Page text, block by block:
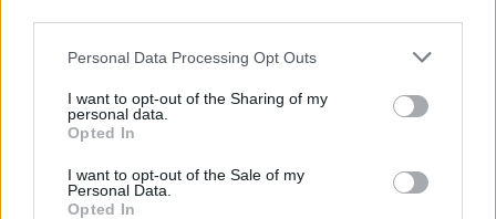
Personal Data Processing Opt Outs
I want to opt-out of the Sharing of my
personal data.
Opted In
I want to opt-out of the Sale of my
Personal Data.
Opted In
του 2% και ενδέχεται να αναγκάσουν την Ευρωπαϊκή
Κεντρική Τράπεζα να επιβραδύνει τον ρυθμό
μείωσης των επιτοκίων, κρατώντας το κόστος
χρήματος ψηλά για μεγαλύτερο χρονικό διάστημα.